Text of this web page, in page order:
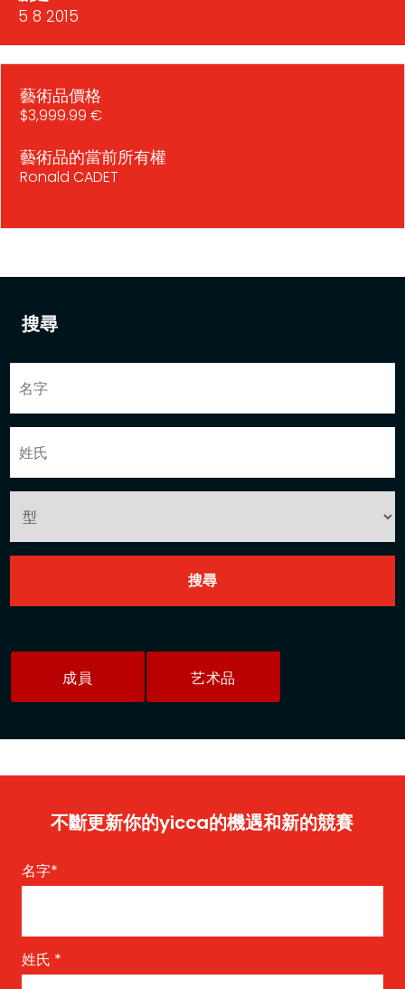
搜尋
成員 艺术品
5 8 2015
藝術品價格
$3,999.99 €
藝術品的當前所有權
Ronald CADET
不斷更新你的yicca的機遇和新的競賽
名字*
姓氏 *